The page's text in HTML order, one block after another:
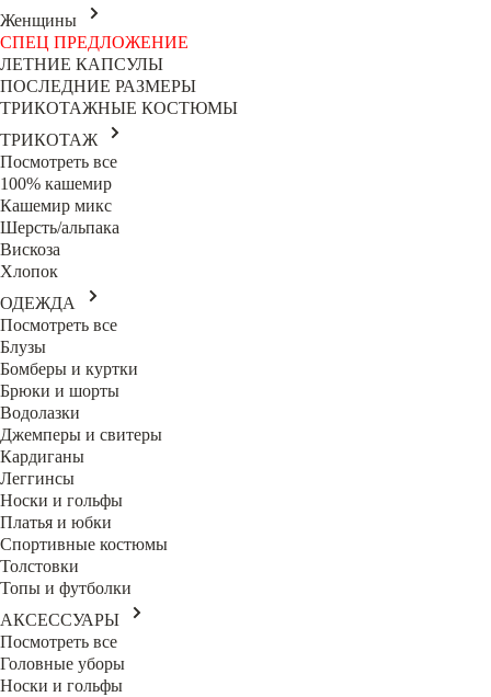
Женщины
СПЕЦ ПРЕДЛОЖЕНИЕ
ЛЕТНИЕ КАПСУЛЫ
ПОСЛЕДНИЕ РАЗМЕРЫ
ТРИКОТАЖНЫЕ КОСТЮМЫ
ТРИКОТАЖ
Посмотреть все
100% кашемир
Кашемир микс
Шерсть/альпака
Вискоза
Хлопок
ОДЕЖДА
Посмотреть все
Блузы
Бомберы и куртки
Брюки и шорты
Водолазки
Джемперы и свитеры
Кардиганы
Леггинсы
Носки и гольфы
Платья и юбки
Спортивные костюмы
Толстовки
Топы и футболки
АКСЕССУАРЫ
Посмотреть все
Головные уборы
Носки и гольфы